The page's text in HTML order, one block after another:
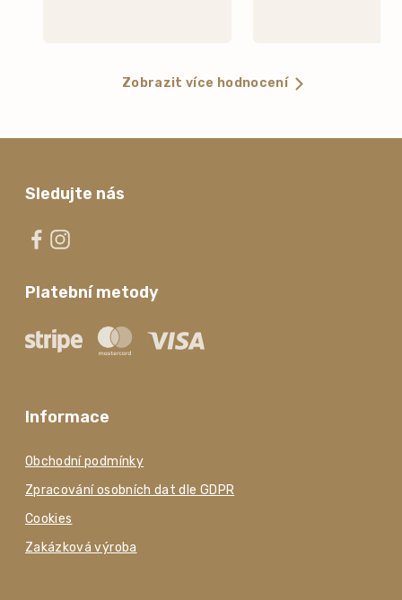
Zobrazit více hodnocení
Informace
Obchodní podmínky
Zpracování osobních dat dle GDPR
Cookies
Zakázková výroba
Sledujte nás
Platební metody